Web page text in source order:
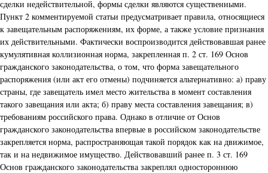
сделки недействительной, формы сделки являются существенными.
Пункт 2 комментируемой статьи предусматривает правила, относящиеся
к завещательным распоряжениям, их форме, а также условие признания
их действительными. Фактически воспроизводится действовавшая ранее
кумулятивная коллизионная норма, закрепленная п. 2 ст. 169 Основ
гражданского законодательства, о том, что форма завещательного
распоряжения (или акт его отмены) подчиняется альтернативно: а) праву
страны, где завещатель имел место жительства в момент составления
такого завещания или акта; б) праву места составления завещания; в)
требованиям российского права. Однако в отличие от Основ
гражданского законодательства впервые в российском законодательстве
закрепляется норма, распространяющая такой порядок как на движимое,
так и на недвижимое имущество. Действовавший ранее п. 3 ст. 169
Основ гражданского законодательства закреплял одностороннюю